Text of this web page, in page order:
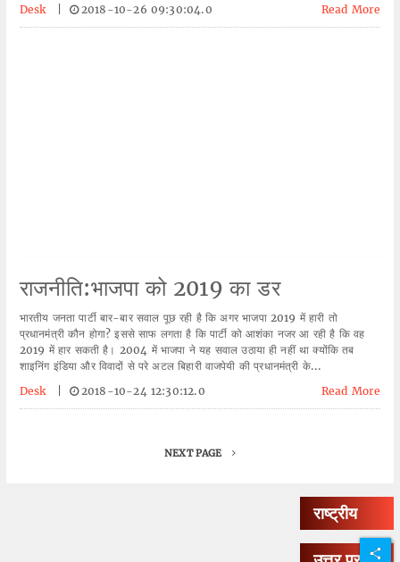
Desk
2018-10-26 09:30:04.0 Read More
राजनीति:भाजपा को 2019 का डर
भारतीय जनता पार्टी बार-बार सवाल पूछ रही है कि अगर भाजपा 2019 में हारी तो
प्रधानमंत्री कौन होगा? इससे साफ लगता है कि पार्टी को आशंका नजर आ रही है कि वह
2019 में हार सकती है। 2004 में भाजपा ने यह सवाल उठाया ही नहीं था क्योंकि तब
शाइनिंग इंडिया और विवादों से परे अटल बिहारी वाजपेयी की प्रधानमंत्री के...
Desk
2018-10-24 12:30:12.0 Read More
NEXT PAGE
राष्ट्रीय